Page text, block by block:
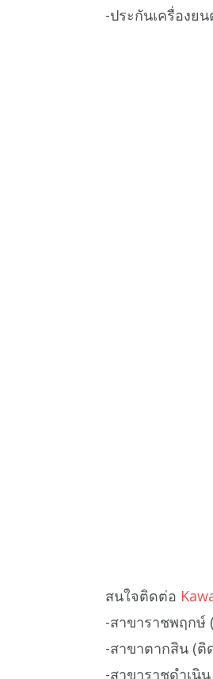
-ประกันเครื่องย
สนใจติดต่อ
-สาขาราชพฤกษ์
-สาขาตากสิน (ติ
-สาขาราชดำเนิ